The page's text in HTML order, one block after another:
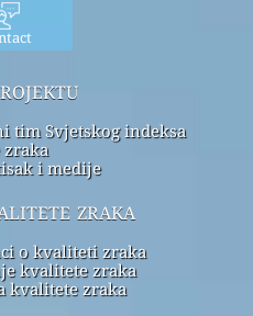
tim Svjetskog indeksa
i medije
zraka
o kvaliteti zraka
kvalitete zraka
kvalitete zraka